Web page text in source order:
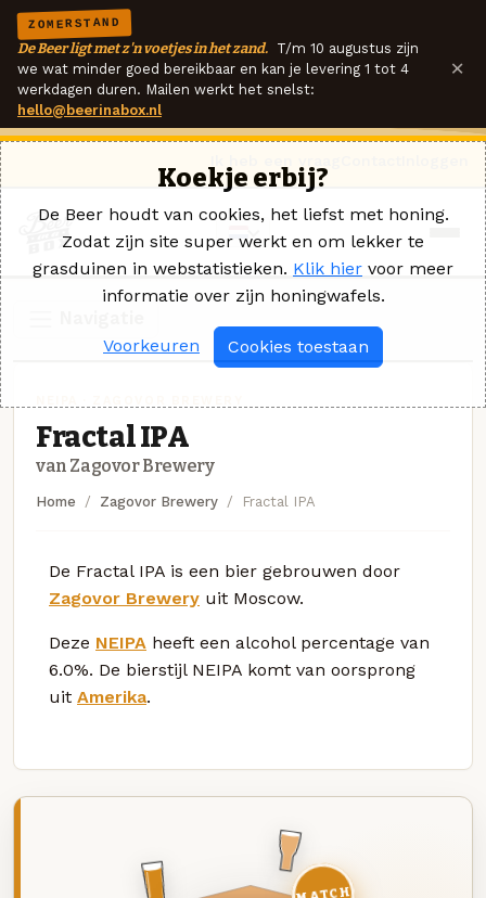
ZOMERSTAND
De Beer ligt met z'n voetjes in het zand. T/m 10 augustus zijn
we wat minder goed bereikbaar en kan je levering 1 tot 4
werkdagen duren. Mailen werkt het snelst:
hello@beerinabox.nl
×
Fractal IPA
van Zagovor Brewery
Home Zagovor Brewery Fractal IPA
De Fractal IPA is een bier gebrouwen door
Zagovor Brewery uit Moscow.
Deze NEIPA heeft een alcohol percentage van
6.0%. De bierstijl NEIPA komt van oorsprong
uit Amerika.
Koekje erbij?
De Beer houdt van cookies, het liefst met honing.
Zodat zijn site super werkt en om lekker te
grasduinen in webstatistieken. Klik hier voor meer
informatie over zijn honingwafels.
Voorkeuren Cookies toestaan